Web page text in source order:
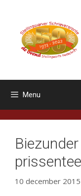
inhoud
Menu
10 december 2015